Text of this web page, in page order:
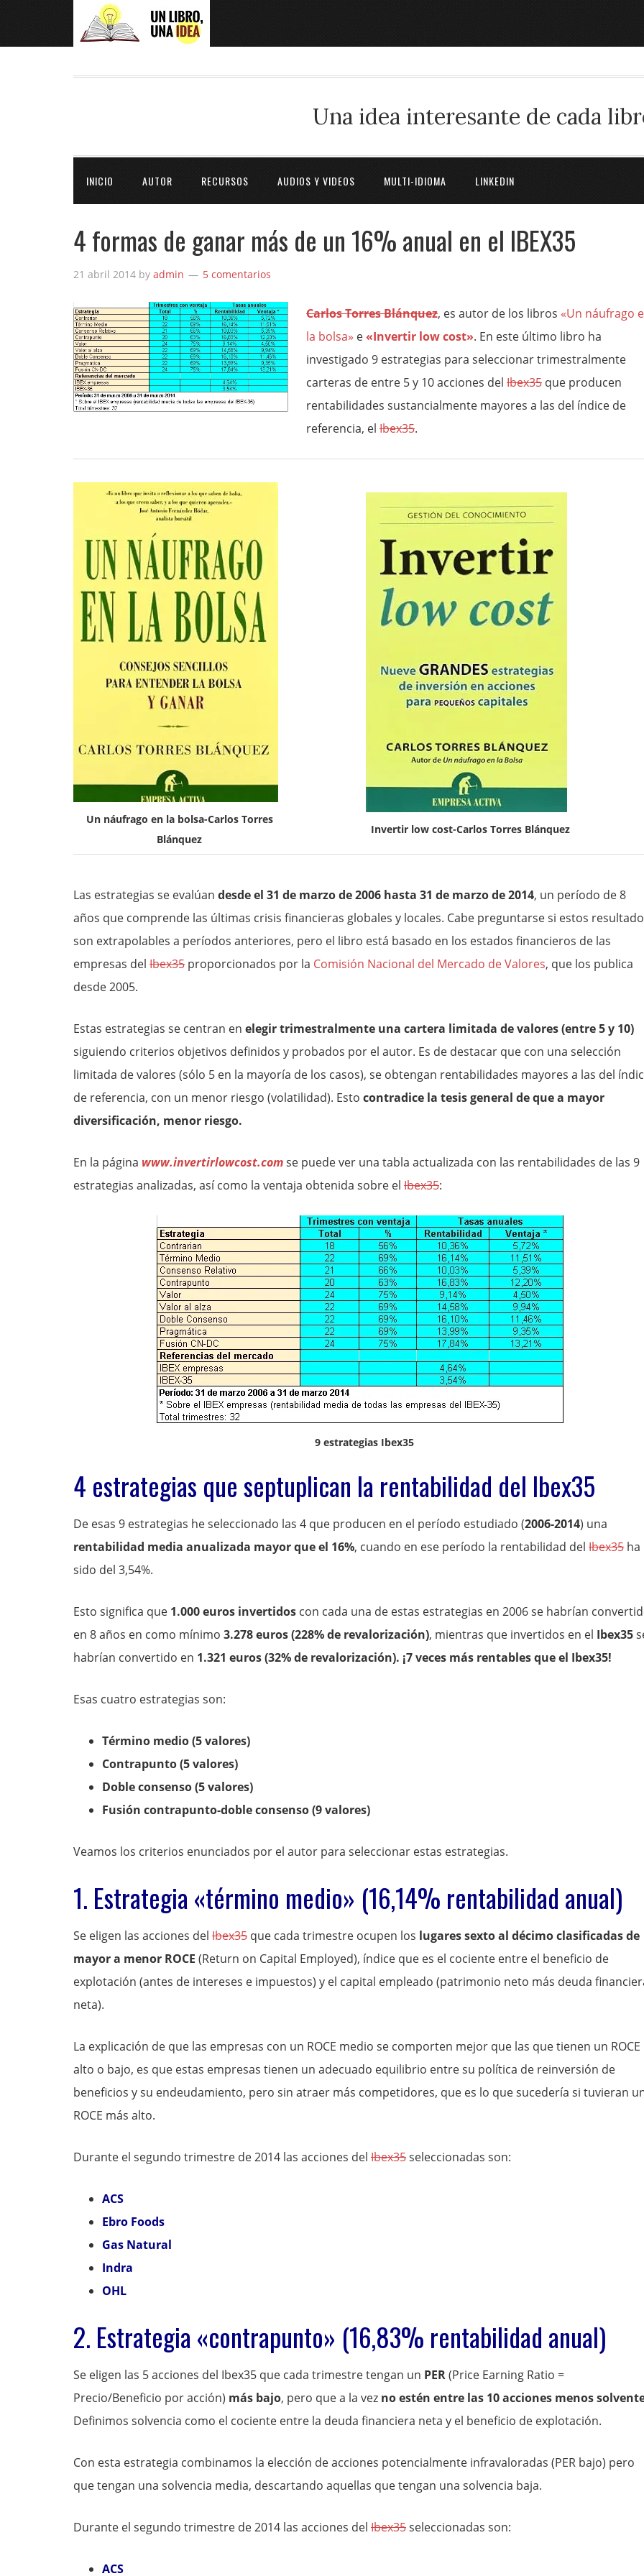
Una idea interesante de cada
INICIO AUTOR RECURSOS AUDIOS Y VIDEOS MULTI-IDIOMA LINKEDIN
4 formas de ganar más de un 16% anual en el IBEX35
21 abril 2014 by admin 5 comentarios
Carlos Torres Blánquez, es autor de los libros «Un náufrago
la bolsa» e«Invertir low cost». En este último libro ha
investigado 9 estrategias para seleccionar trimestralmente
carteras de entre 5 y 10 acciones del Ibex35 que producen
rentabilidades sustancialmente mayores a las del índice de
referencia, el Ibex35.
Un náufrago en la bolsa-Carlos Torres
Blánquez
Invertir low cost-Carlos Torres Blánquez
Las estrategias se evalúan desde el 31 de marzo de 2006 hasta 31 de marzo de 2014, un período de 8
años que comprende las últimas crisis financieras globales y locales. Cabe preguntarse si estos
son extrapolables a períodos anteriores, pero el libro está basado en los estados financieros de las
empresas del Ibex35 proporcionados por la Comisión Nacional del Mercado de Valores, que los publica
desde 2005.
Estas estrategias se centran en elegir trimestralmente una cartera limitada de valores (entre 5 y 10)
siguiendo criterios objetivos definidos y probados por el autor. Es de destacar que con una selección
limitada de valores (sólo 5 en la mayoría de los casos), se obtengan rentabilidades mayores a las del
de referencia, con un menor riesgo (volatilidad). Esto contradice la tesis general de que a mayor
diversificación, menor riesgo.
En la página www.invertirlowcost.comse puede ver una tabla actualizada con las rentabilidades de las 9
estrategias analizadas, así como la ventaja obtenida sobre el Ibex35:
9 estrategias Ibex35
4 estrategias que septuplican la rentabilidad del Ibex35
De esas 9 estrategias he seleccionado las 4 que producen en el período estudiado (2006-2014) una
rentabilidad media anualizada mayor que el 16%, cuando en ese período la rentabilidad del Ibex35 ha
sido del 3,54%.
Esto significa que 1.000 euros invertidos con cada una de estas estrategias en 2006 se habrían
en 8 años en como mínimo 3.278 euros (228% de revalorización), mientras que invertidos en el Ibex35
habrían convertido en 1.321 euros (32% de revalorización). ¡7 veces más rentables que el Ibex35!
Esas cuatro estrategias son:
Término medio (5 valores)
Contrapunto (5 valores)
Doble consenso (5 valores)
Fusión contrapunto-doble consenso (9 valores)
Veamos los criterios enunciados por el autor para seleccionar estas estrategias.
1. Estrategia «término medio» (16,14% rentabilidad anual)
Se eligen las acciones del Ibex35 que cada trimestre ocupen los lugares sexto al décimo clasificadas de
mayor a menor ROCE (Return on Capital Employed), índice que es el cociente entre el beneficio de
explotación (antes de intereses e impuestos) y el capital empleado (patrimonio neto más deuda
neta).
La explicación de que las empresas con un ROCE medio se comporten mejor que las que tienen un ROCE
alto o bajo, es que estas empresas tienen un adecuado equilibrio entre su política de reinversión de
beneficios y su endeudamiento, pero sin atraer más competidores, que es lo que sucedería si tuvieran
ROCE más alto.
Durante el segundo trimestre de 2014 las acciones del Ibex35seleccionadas son:
ACS
Ebro Foods
Gas Natural
Indra
OHL
2. Estrategia «contrapunto» (16,83% rentabilidad anual)
Se eligen las 5 acciones del Ibex35 que cada trimestre tengan un PER(Price Earning Ratio =
Precio/Beneficio por acción) más bajo, pero que a la vez no estén entre las 10 acciones menos
Definimos solvencia como el cociente entre la deuda financiera neta y el beneficio de explotación.
Con esta estrategia combinamos la elección de acciones potencialmente infravaloradas (PER bajo) pero
que tengan una solvencia media, descartando aquellas que tengan una solvencia baja.
Durante el segundo trimestre de 2014 las acciones del Ibex35seleccionadas son:
ACS